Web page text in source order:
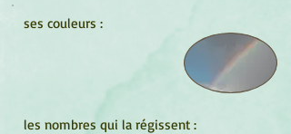
ses couleurs :
les nombres qui la régissent :